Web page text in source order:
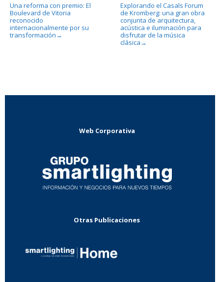
Una reforma con premio: El
Boulevard de Vitoria
reconocido
internacionalmente por su
transformación →
Explorando el Casals Forum
de Kromberg: una gran obra
conjunta de arquitectura,
acústica e iluminación para
disfrutar de la música
clásica →
Web Corporativa
Otras Publicaciones